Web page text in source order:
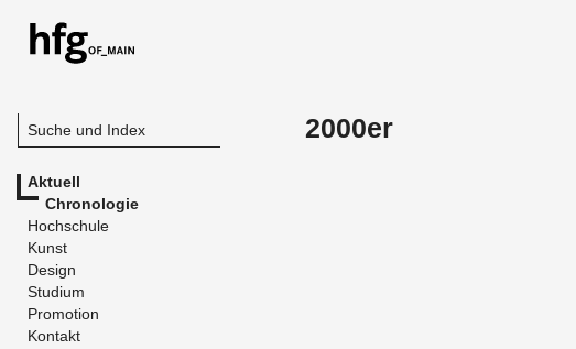
Suche und Index
Aktuell
Chronologie
Hochschule
Kunst
Design
Studium
Promotion
Kontakt
2000er